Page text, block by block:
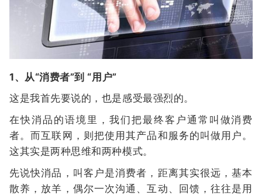
1、从“消费者”到 “用户”
这是我首先要说的，也是感受最强烈的。
在快消品的语境里，我们把最终客户通常叫做消费
者。而互联网，则把使用其产品和服务的叫做用户。
这其实是两种思维和两种模式。
先说快消品，叫客户是消费者，距离其实很远，基本
散养，放羊，偶尔一次沟通、互动、回馈，往往是用